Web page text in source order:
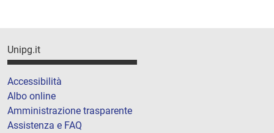
Unipg.it
Accessibilità
Albo online
Amministrazione trasparente
Assistenza e FAQ